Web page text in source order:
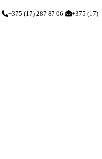
+375 (17) 287 87 06
+375 (17)